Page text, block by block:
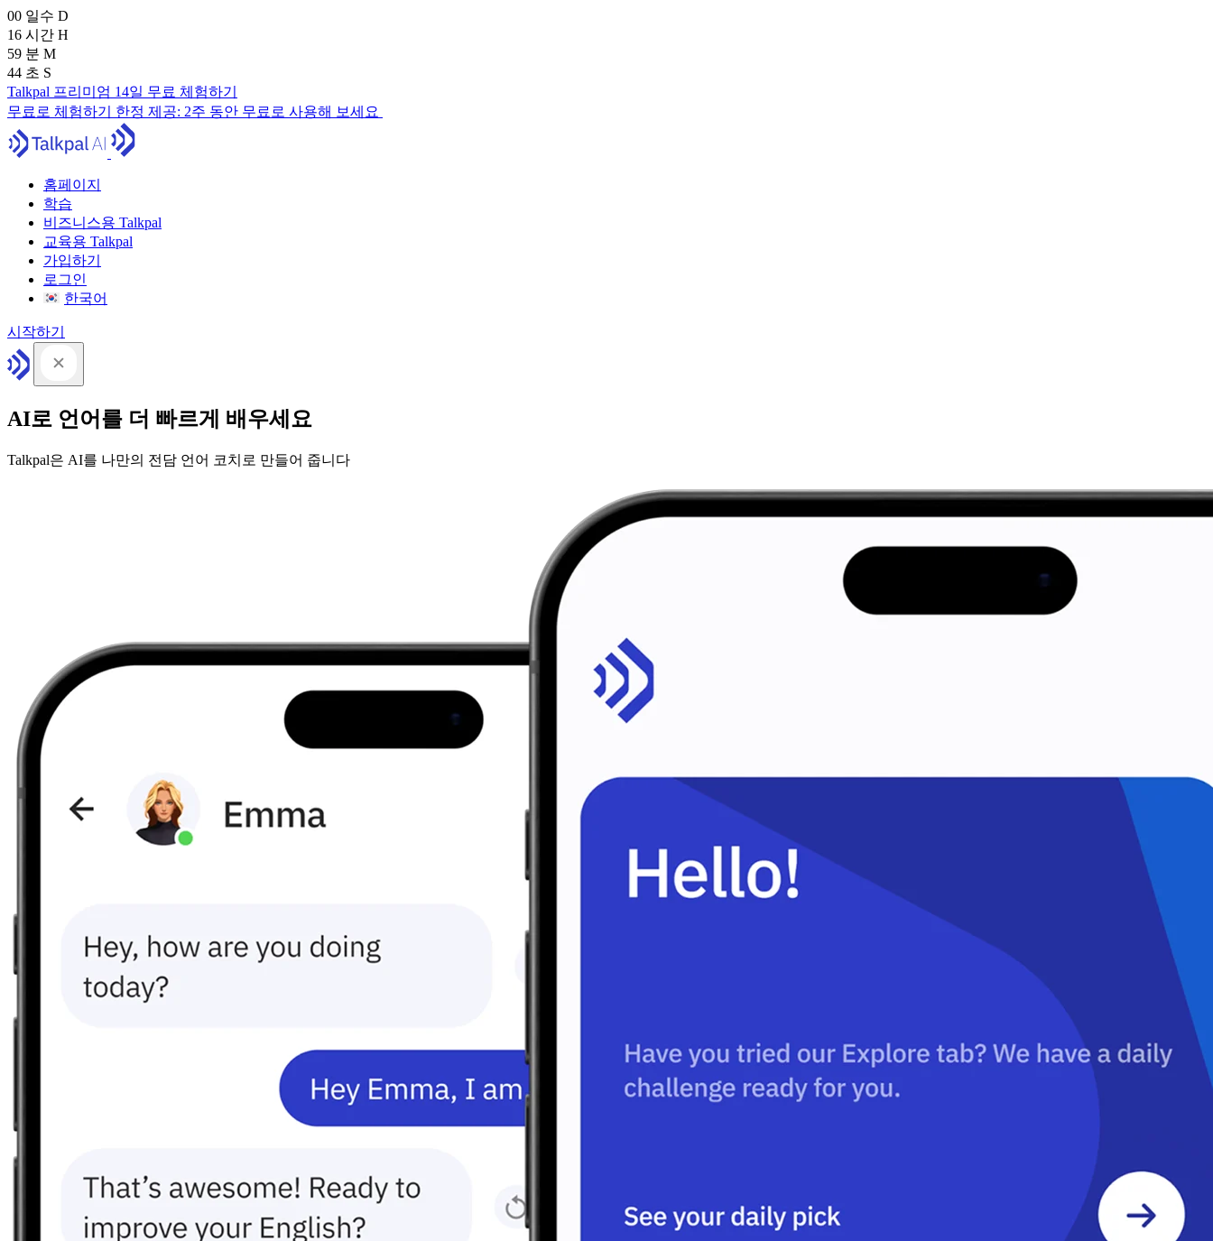
00 일수 D
16 시간 H
59 분 M
43 초 S
Talkpal 프리미엄 14일 무료 체험하기
무료로 체험하기 한정 제공: 2주 동안 무료로 사용해 보세요
홈페이지
학습
비즈니스용 Talkpal
교육용 Talkpal
가입하기
로그인
한국어
시작하기
AI로 언어를 더 빠르게 배우세요
Talkpal은 AI를 나만의 전담 언어 코치로 만들어 줍니다